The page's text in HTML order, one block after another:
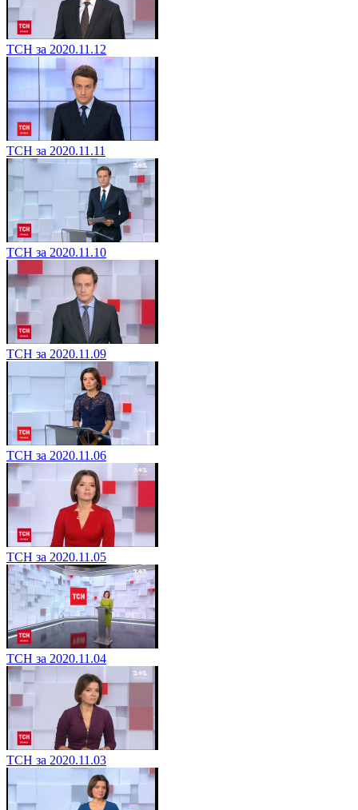
ТСН за 2020.11.12
ТСН за 2020.11.11
ТСН за 2020.11.10
ТСН за 2020.11.09
ТСН за 2020.11.06
ТСН за 2020.11.05
ТСН за 2020.11.04
ТСН за 2020.11.03